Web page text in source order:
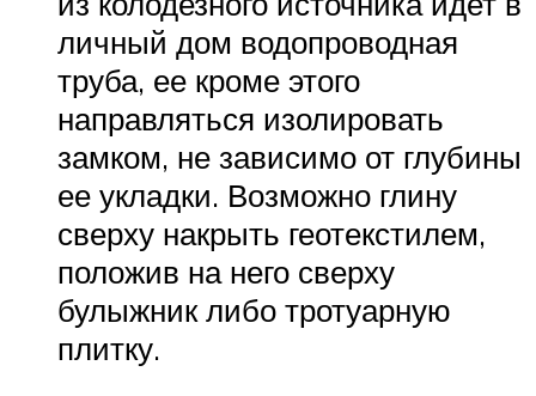
личный дом водопроводная
труба, ее кроме этого
направляться изолировать
замком, не зависимо от глубины
ее укладки. Возможно глину
сверху накрыть геотекстилем,
положив на него сверху
булыжник либо тротуарную
плитку.